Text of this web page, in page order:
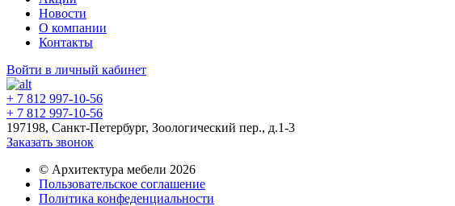
Новости
О компании
Контакты
Войти в личный кабинет
+ 7 812 997-10-56
+ 7 812 997-10-56
197198, Санкт-Петербург, Зоологический пер., д.1-3
Заказать звонок
© Архитектура мебели 2026
Пользовательское соглашение
Политика конфеденциальности